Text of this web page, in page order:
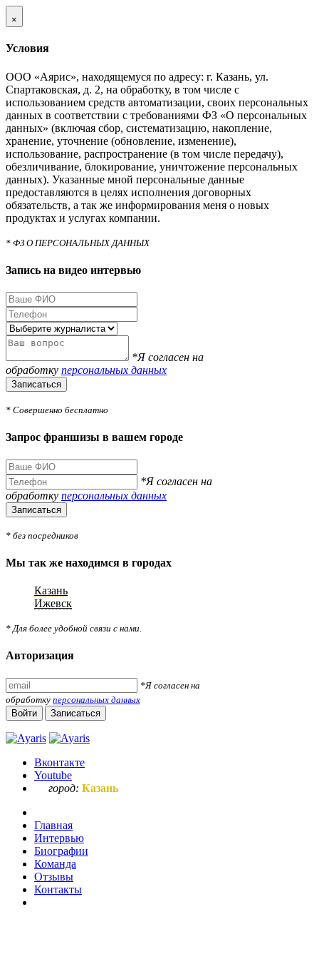
×
Условия
ООО «Аярис», находящемуся по адресу: г. Казань, ул.
Спартаковская, д. 2, на обработку, в том числе с
использованием средств автоматизации, своих персональных
данных в соответствии с требованиями ФЗ «О персональных
данных» (включая сбор, систематизацию, накопление,
хранение, уточнение (обновление, изменение),
использование, распространение (в том числе передачу),
обезличивание, блокирование, уничтожение персональных
данных). Указанные мной персональные данные
предоставляются в целях исполнения договорных
обязательств, а так же информирования меня о новых
продуктах и услугах компании.
* ФЗ О ПЕРСОНАЛЬНЫХ ДАННЫХ
Запись на видео интервью
*Я согласен на
обработку персональных данных
Записаться
* Совершенно бесплатно
Запрос франшизы в вашем городе
*Я согласен на
обработку персональных данных
Записаться
* без посредников
Мы так же находимся в городах
Казань
Ижевск
* Для более удобной связи с нами.
Авторизация
*Я согласен на
обработку персональных данных
Войти
Записаться
Вконтакте
Youtube
город: Казань
Главная
Интервью
Биографии
Команда
Отзывы
Контакты